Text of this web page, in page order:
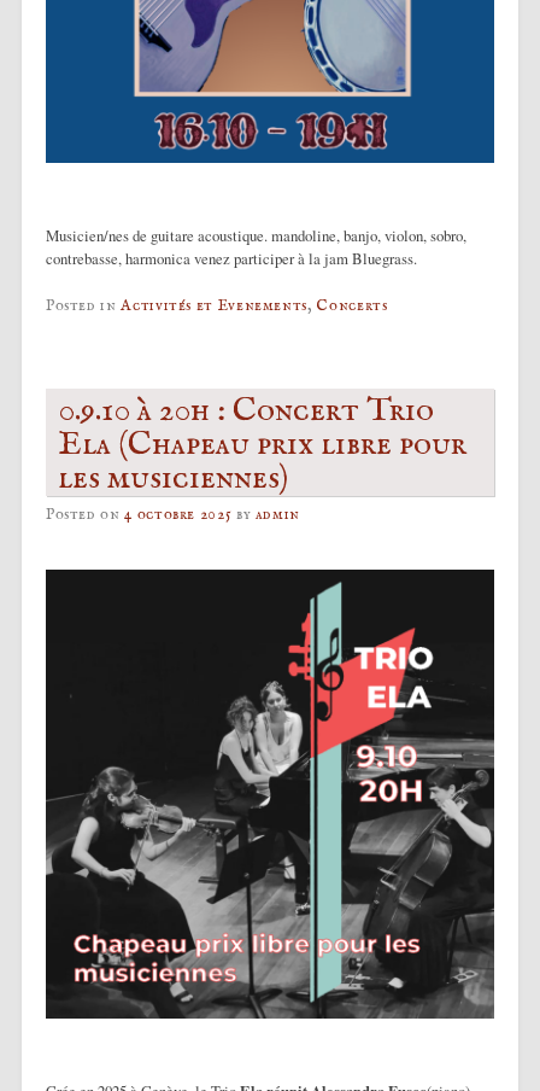
Musicien/nes de guitare acoustique. mandoline, banjo, violon, sobro,
contrebasse, harmonica venez participer à la jam Bluegrass.
Posted inActivités et Evenements, Concerts
0.9.10 à 20h : Concert Trio
Ela (Chapeau prix libre pour
les musiciennes)
Posted on4 octobre 2025 by admin